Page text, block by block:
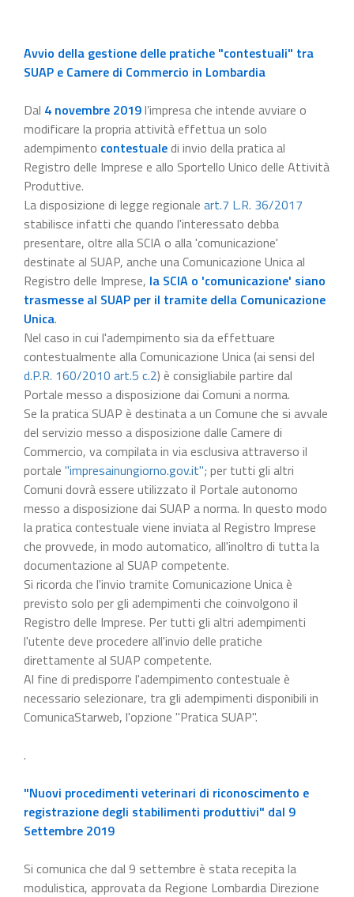
Avvio della gestione delle pratiche "contestuali" tra
SUAP e Camere di Commercio in Lombardia
Dal 4 novembre 2019l’impresa che intende avviare o
modificare la propria attività effettua un solo
adempimento contestualedi invio della pratica al
Registro delle Imprese e allo Sportello Unico delle Attività
Produttive.
La disposizione di legge regionale art.7 L.R. 36/2017
stabilisce infatti che quando l'interessato debba
presentare, oltre alla SCIA o alla 'comunicazione'
destinate al SUAP, anche una Comunicazione Unica al
Registro delle Imprese, la SCIA o 'comunicazione' siano
trasmesse al SUAP per il tramite della Comunicazione
Unica.
Nel caso in cui l'adempimento sia da effettuare
contestualmente alla Comunicazione Unica (ai sensi del
d.P.R. 160/2010 art.5 c.2) è consigliabile partire dal
Portale messo a disposizione dai Comuni a norma.
Se la pratica SUAP è destinata a un Comune che si avvale
del servizio messo a disposizione dalle Camere di
Commercio, va compilata in via esclusiva attraverso il
portale "impresainungiorno.gov.it"; per tutti gli altri
Comuni dovrà essere utilizzato il Portale autonomo
messo a disposizione dai SUAP a norma. In questo modo
la pratica contestuale viene inviata al Registro Imprese
che provvede, in modo automatico, all'inoltro di tutta la
documentazione al SUAP competente.
Si ricorda che l'invio tramite Comunicazione Unica è
previsto solo per gli adempimenti che coinvolgono il
Registro delle Imprese. Per tutti gli altri adempimenti
l'utente deve procedere all'invio delle pratiche
direttamente al SUAP competente.
Al fine di predisporre l'adempimento contestuale è
necessario selezionare, tra gli adempimenti disponibili in
ComunicaStarweb, l'opzione "Pratica SUAP".
.
"Nuovi procedimenti veterinari di riconoscimento e
registrazione degli stabilimenti produttivi" dal 9
Settembre 2019
Si comunica che dal 9 settembre è stata recepita la
modulistica, approvata da Regione Lombardia Direzione